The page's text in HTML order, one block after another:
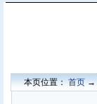
本页位置：首页→